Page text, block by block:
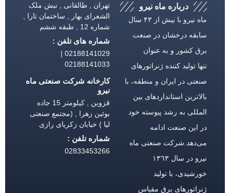
درباره ماه نیرو
ماه نیرو با بیش از ۴۳ سال
سابقه درخشان در صنعت
برق كشور و به عنوان
تنها تولید كننده ژنراتورهای
صنعتی در ایران و منطقه، با
بالاترین استانداردهای بین
المللی به رشد پیوسته خود
در این صنعت ادامه
می‌دهد.شركت صنعتی ماه
نیرو در سال ١٣٦٣
خورشیدی، با تولید
ژنراتورهای برق مقیاس
تهران , طالقانی , نبش ملک
الشعرای بهار , ساختمان تارا ,
شماره 12 , طبقه ششم
شماره های تلفن :
02188141029 |
02188141033
کارخانه شرکت صنعتی ماه
نیرو
قزوین , کیلومتر 15 جاده
بوئین زهرا , (مجتمع صنعتی
لیا ) خیابان زکریای رازی
شماره تلفن :
02833453266